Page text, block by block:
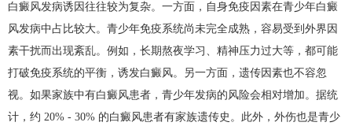
白癜风发病诱因往往较为复杂。一方面，自身免疫因素在青少年白癜
风发病中占比较大。青少年免疫系统尚未完全成熟，容易受到外界因
素干扰而出现紊乱。例如，长期熬夜学习、精神压力过大等，都可能
打破免疫系统的平衡，诱发白癜风。另一方面，遗传因素也不容忽
视。如果家族中有白癜风患者，青少年发病的风险会相对增加。据统
计，约 20% - 30% 的白癜风患者有家族遗传史。此外，外伤也是青少